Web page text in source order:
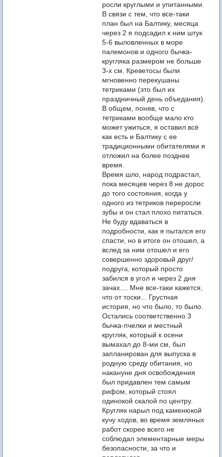
росли круглыми и упитанными.
В связи с тем, что все-таки
план был на Балтику, месяца
через 2 я подсадил к ним штук
5-6 выловленных в море
палемонов и одного бычка-
кругляка размером не больше
3-х см. Креветосы были
мгновенно перекушаны
тетриками (это был их
праздничный день объедания).
В общем, поняв, что с
тетриками вообще мало кто
может ужиться, я оставил всё
как есть и Балтику с ее
традиционными обитателями я
отложил на более позднее
время.
Время шло, народ подрастал,
пока месяцев через 8 не дорос
до того состояния, когда у
одного из тетриков переросли
зубы и он стал плохо питаться.
Не буду вдаваться в
подробности, как я пытался его
спасти, но в итоге он отошел, а
вслед за ним отошел и его
совершенно здоровый друг/
подруга, который просто
забился в угол и через 2 дня
зачах.... Мне все-таки кажется,
что от тоски... Грустная
история, но что было, то было.
Остались соответственно 3
бычка-пчелки и местный
кругляк, который к осени
вымахал до 8-ми см, был
запланирован для выпуска в
родную среду обитания, но
накануне дня освобождения
был придавлен тем самым
рифом, который стоял
одинокой скалой по центру.
Кругляк нарыл под каменюкой
кучу ходов, во время земляных
работ скорее всего не
соблюдал элементарные меры
безопасности, за что и